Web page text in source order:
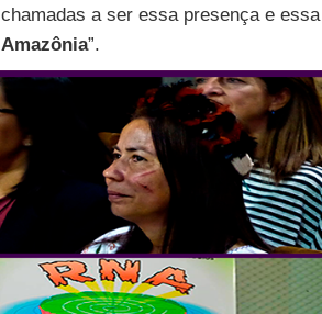
chamadas a ser essa presença e essa
Amazônia”.